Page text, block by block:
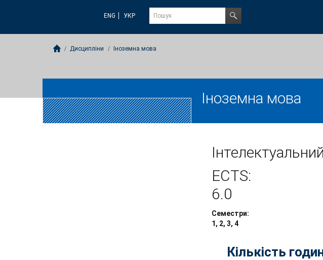
ENG УКР
Дисципліни Іноземна мова
Іноземна мова
ECTS:
6.0
Семестри:
1, 2, 3, 4
Кількість